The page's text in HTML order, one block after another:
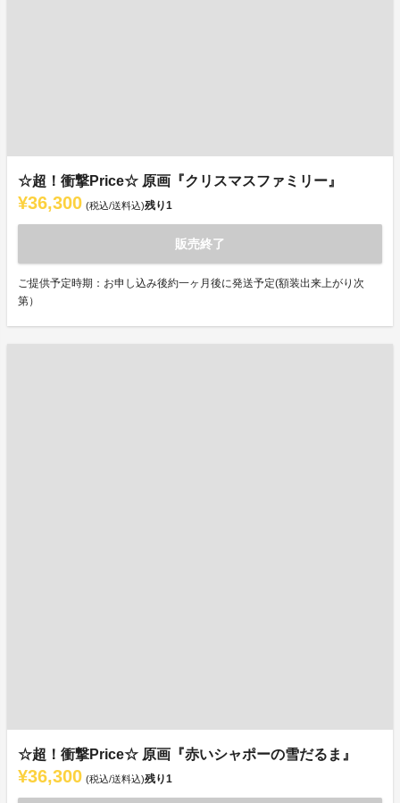
☆超！衝撃Price☆ 原画『クリスマスファミリー』
¥36,300 (税込/送料込)残り1
販売終了
ご提供予定時期：お申し込み後約一ヶ月後に発送予定(額装出来上がり次
第）
☆超！衝撃Price☆ 原画『赤いシャポーの雪だるま』
¥36,300 (税込/送料込)残り1